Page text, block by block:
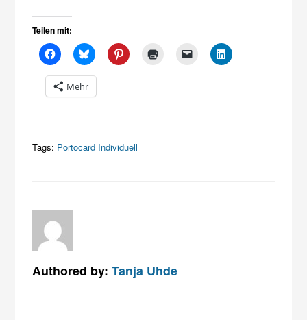
Teilen mit:
Mehr
Tags: Portocard Individuell
Authored by:Tanja Uhde